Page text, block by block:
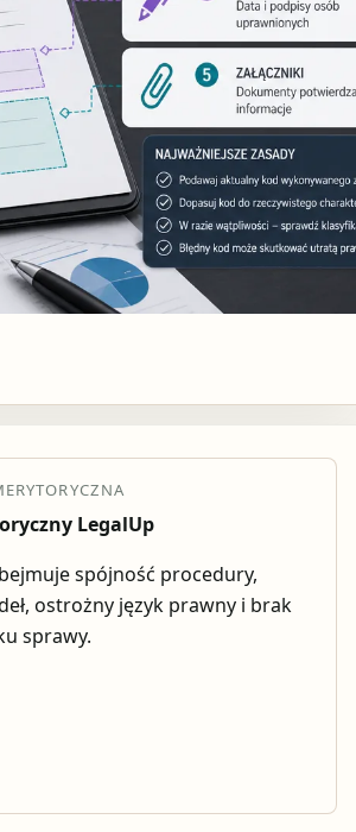
LegalUp
spójność procedury,
ostrożny język prawny i brak
sprawy.